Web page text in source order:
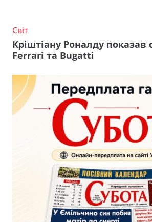
Світ
Кріштіану Роналду показав
Ferrari та Bugatti